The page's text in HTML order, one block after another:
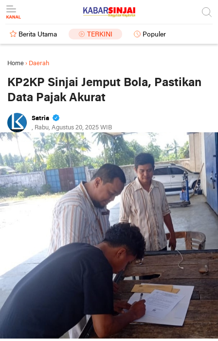
Berita Utama TERKINI Populer
Home › Daerah
KP2KP Sinjai Jemput Bola, Pastikan
Data Pajak Akurat
Satria
, Rabu, Agustus 20, 2025 WIB